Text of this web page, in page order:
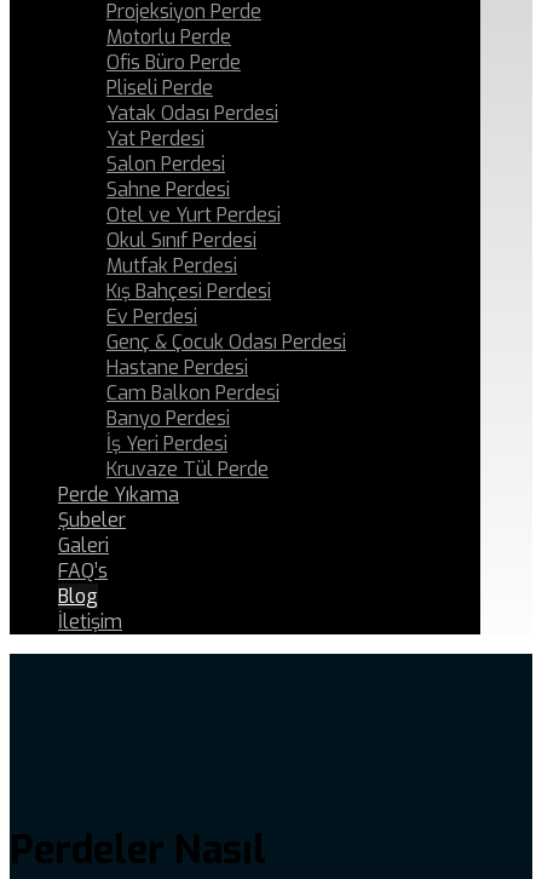
Projeksiyon Perde
Motorlu Perde
Ofis Büro Perde
Pliseli Perde
Yatak Odası Perdesi
Yat Perdesi
Salon Perdesi
Sahne Perdesi
Otel ve Yurt Perdesi
Okul Sınıf Perdesi
Mutfak Perdesi
Kış Bahçesi Perdesi
Ev Perdesi
Genç & Çocuk Odası Perdesi
Hastane Perdesi
Cam Balkon Perdesi
Banyo Perdesi
İş Yeri Perdesi
Kruvaze Tül Perde
Perde Yıkama
Şubeler
Galeri
FAQ’s
Blog
İletişim
Perdeler Nasıl